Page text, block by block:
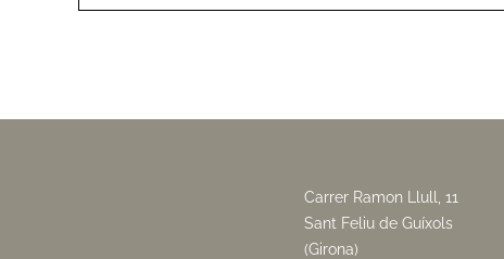
Carrer Ramon Llull, 11
Sant Feliu de Guíxols
(Girona)